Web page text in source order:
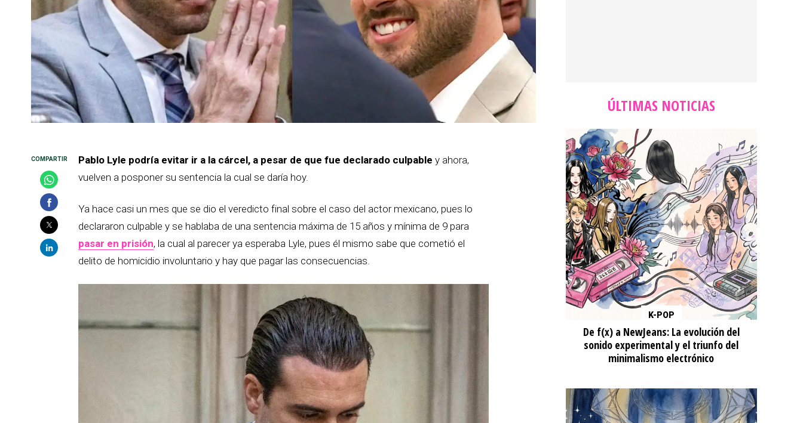
Pablo Lyle podría evitar ir a la cárcel, a pesar de que fue declarado culpable y ahora,
vuelven a posponer su sentencia la cual se daría hoy.
Ya hace casi un mes que se dio el veredicto final sobre el caso del actor mexicano, pues lo
declararon culpable y se hablaba de una sentencia máxima de 15 años y mínima de 9 para
pasar en prisión, la cual al parecer ya esperaba Lyle, pues él mismo sabe que cometió el
delito de homicidio involuntario y hay que pagar las consecuencias.
ÚLTIMAS NOTICIAS
K-POP
De f(x) a NewJeans: La evolución del
sonido experimental y el triunfo del
minimalismo electrónico